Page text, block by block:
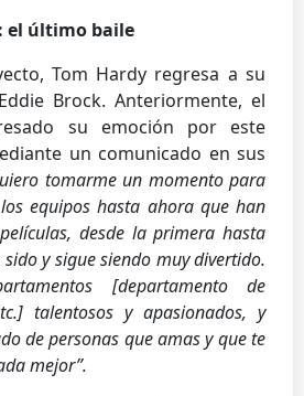
el último baile
Tom Hardy regresa a su
Brock. Anteriormente, el
su emoción por este
un comunicado en sus
tomarme un momento para
equipos hasta ahora que han
desde la primera hasta
y sigue siendo muy divertido.
[departamento de
talentosos y apasionados, y
de personas que amas y que te
mejor”.